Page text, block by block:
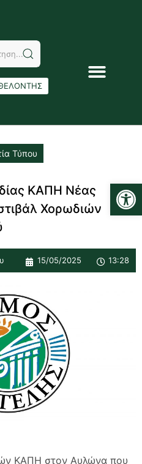
Τύπου
ΚΑΠΗ Νέας
Χορωδιών
15/05/2025 13:28
ΚΑΠΗ στον Αυλώνα που